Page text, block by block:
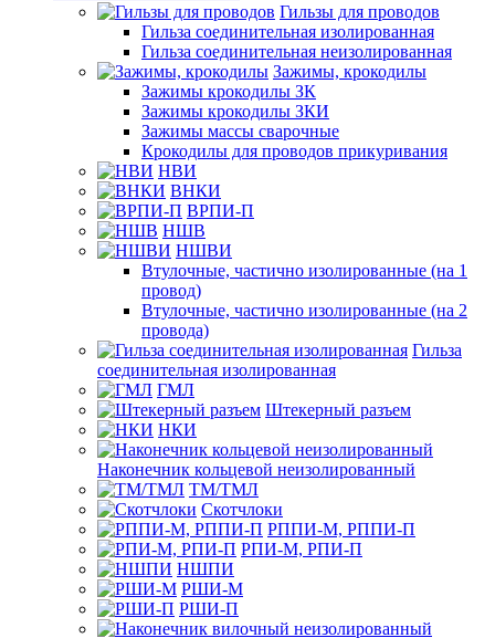
Гильзы для проводов
Гильза соединительная изолированная
Гильза соединительная неизолированная
Зажимы, крокодилы
Зажимы крокодилы ЗК
Зажимы крокодилы ЗКИ
Зажимы массы сварочные
Крокодилы для проводов прикуривания
НВИ
ВНКИ
ВРПИ-П
НШВ
НШВИ
Втулочные, частично изолированные (на 1
провод)
Втулочные, частично изолированные (на 2
провода)
Гильза
соединительная изолированная
ГМЛ
Штекерный разъем
НКИ
Наконечник кольцевой неизолированный
ТМ/ТМЛ
Скотчлоки
РППИ-М, РППИ-П
РПИ-М, РПИ-П
НШПИ
РШИ-М
РШИ-П